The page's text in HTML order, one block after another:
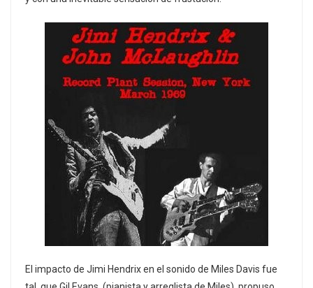
El impacto de Jimi Hendrix en el sonido de Miles Davis fue